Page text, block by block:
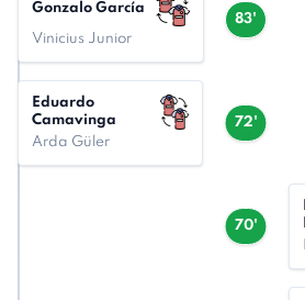
83'
Gonzalo García
Vinicius Junior
72'
Eduardo
Camavinga
Arda Güler
70'